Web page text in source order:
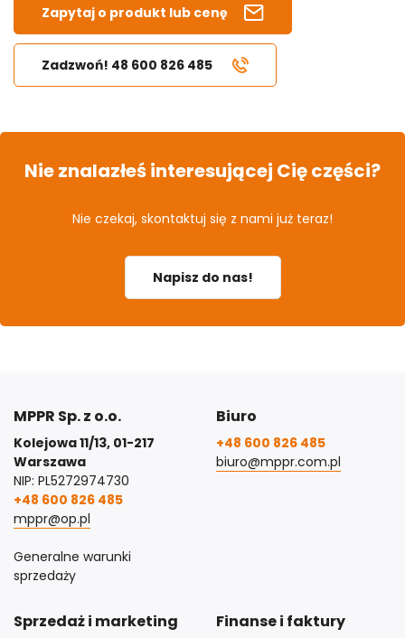
Zapytaj o produkt lub cenę
Zadzwoń! 48 600 826 485
Nie znalazłeś interesującej Cię części?
Nie czekaj, skontaktuj się z nami już teraz!
Napisz do nas!
MPPR Sp. z o.o.
Kolejowa 11/13, 01-217
Warszawa
NIP: PL5272974730
+48 600 826 485
mppr@op.pl
Generalne warunki
sprzedaży
Biuro
+48 600 826 485
biuro@mppr.com.pl
Sprzedaż i marketing Finanse i faktury